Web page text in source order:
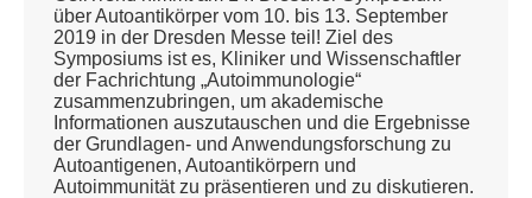
über Autoantikörper vom 10. bis 13. September
2019 in der Dresden Messe teil! Ziel des
Symposiums ist es, Kliniker und Wissenschaftler
der Fachrichtung „Autoimmunologie“
zusammenzubringen, um akademische
Informationen auszutauschen und die Ergebnisse
der Grundlagen- und Anwendungsforschung zu
Autoantigenen, Autoantikörpern und
Autoimmunität zu präsentieren und zu diskutieren.